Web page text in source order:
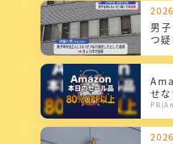
男
つ
否認
せ
上が